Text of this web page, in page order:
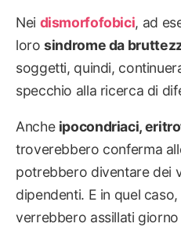
Nei dismorfofobici, ad
lorosindrome da
soggetti, quindi,
specchio alla ricerca di
Anche ipocondriaci,
troverebbero conferma
potrebbero diventare dei
dipendenti. E in quel
verrebbero assillati